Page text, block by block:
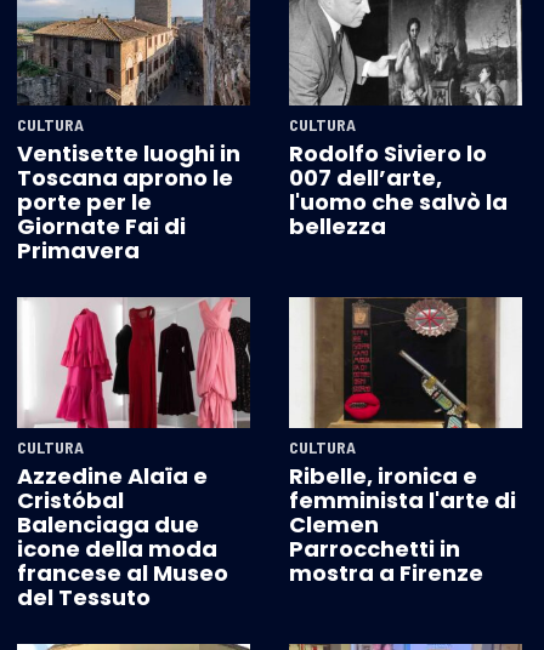
CULTURA
Ventisette luoghi in
Toscana aprono le
porte per le
Giornate Fai di
Primavera
CULTURA
Rodolfo Siviero lo
007 dell’arte,
l'uomo che salvò la
bellezza
CULTURA
Azzedine Alaïa e
Cristóbal
Balenciaga due
icone della moda
francese al Museo
del Tessuto
CULTURA
Ribelle, ironica e
femminista l'arte di
Clemen
Parrocchetti in
mostra a Firenze